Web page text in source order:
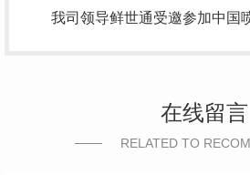
我司领导鲜世通受邀参加中国
在线留言
RELATED TO